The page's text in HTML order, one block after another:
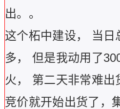
出。。
这个柘中建设，
当日
多， 但是我动用了
火， 第二天非常难出
竞价就开始出货了，